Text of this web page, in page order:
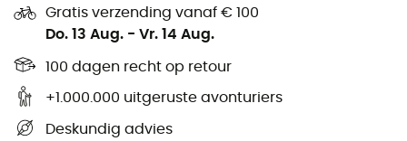
Gratis verzending vanaf € 100
Do. 13 Aug. - Vr. 14 Aug.
100 dagen recht op retour
+1.000.000 uitgeruste avonturiers
Deskundig advies